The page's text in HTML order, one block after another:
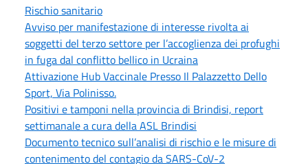
Rischio sanitario
Avviso per manifestazione di interesse rivolta ai
soggetti del terzo settore per l’accoglienza dei profughi
in fuga dal conflitto bellico in Ucraina
Attivazione Hub Vaccinale Presso Il Palazzetto Dello
Sport, Via Polinisso.
Positivi e tamponi nella provincia di Brindisi, report
settimanale a cura della ASL Brindisi
Documento tecnico sull’analisi di rischio e le misure di
contenimento del contagio da SARS-CoV-2